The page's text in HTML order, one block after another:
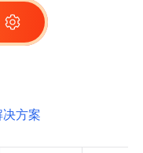
决方案